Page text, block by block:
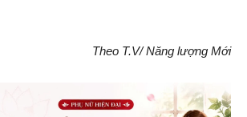
Theo T.V/ Năng lượng Mới